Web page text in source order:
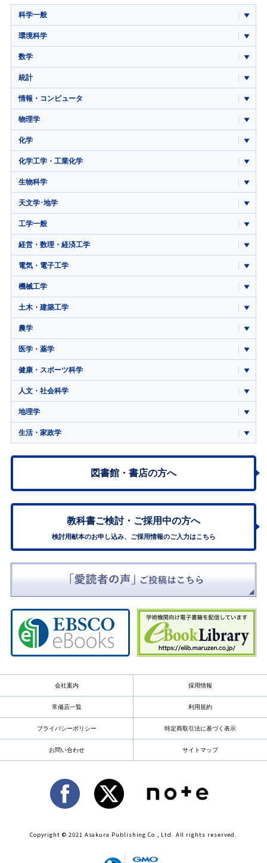
科学一般
環境科学
数学
統計
情報・コンピュータ
物理学
化学
化学工学・工業化学
生物科学
天文学･地学
工学一般
経営・数理・経済工学
電気・電子工学
機械工学
土木・建築工学
農学
医学・薬学
健康・スポーツ科学
人文・社会科学
地理学
生活・家政学
図書館・書店の方へ
教科書ご検討・ ご採用中の方へ
検討用献本のお申し込み、ご採用情報のご入力はこちら
会社案内 採用情報
常備店一覧 利用規約
プライバシーポリシー 特定商取引法に基づく表示
お問い合わせ サイトマップ
Copyright © 2021 Asakura Publishing Co., Ltd. All rights reserved.